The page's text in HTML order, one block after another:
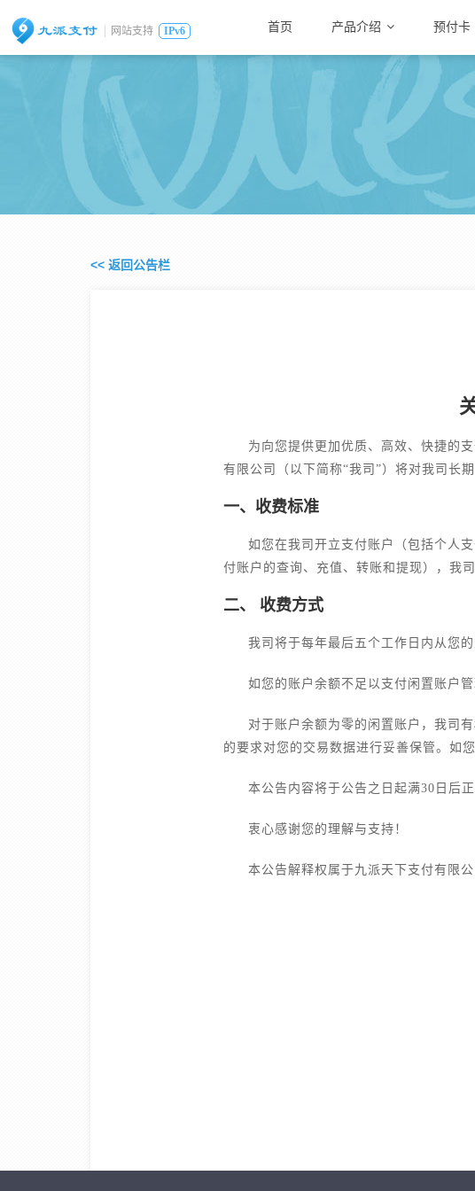
网站支持 IPv6 首页 产品介绍 预付卡
<< 返回公告栏
为向您提供更加优质、高效、快捷的
有限公司（以下简称“我司”）将对我司长
一、收费标准
如您在我司开立支付账户（包括个人
付账户的查询、充值、转账和提现），我
二、 收费方式
我司将于每年最后五个工作日内从您
如您的账户余额不足以支付闲置账户
对于账户余额为零的闲置账户，我司
的要求对您的交易数据进行妥善保管。如
本公告内容将于公告之日起满30日后正
衷心感谢您的理解与支持！
本公告解释权属于九派天下支付有限公